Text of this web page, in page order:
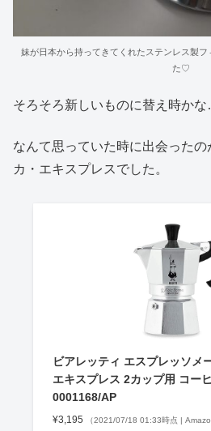
妹が日本から持ってきてくれたステンレス製
た♡
そろそろ新しいものに替え時か
なんて思っていた時に出会った
カ・エキスプレスでした。
ビアレッティ エスプレッソメ
エキスプレス 2カップ用 コー
0001168/AP
¥3,195 （2021/07/18 01:33時点 |